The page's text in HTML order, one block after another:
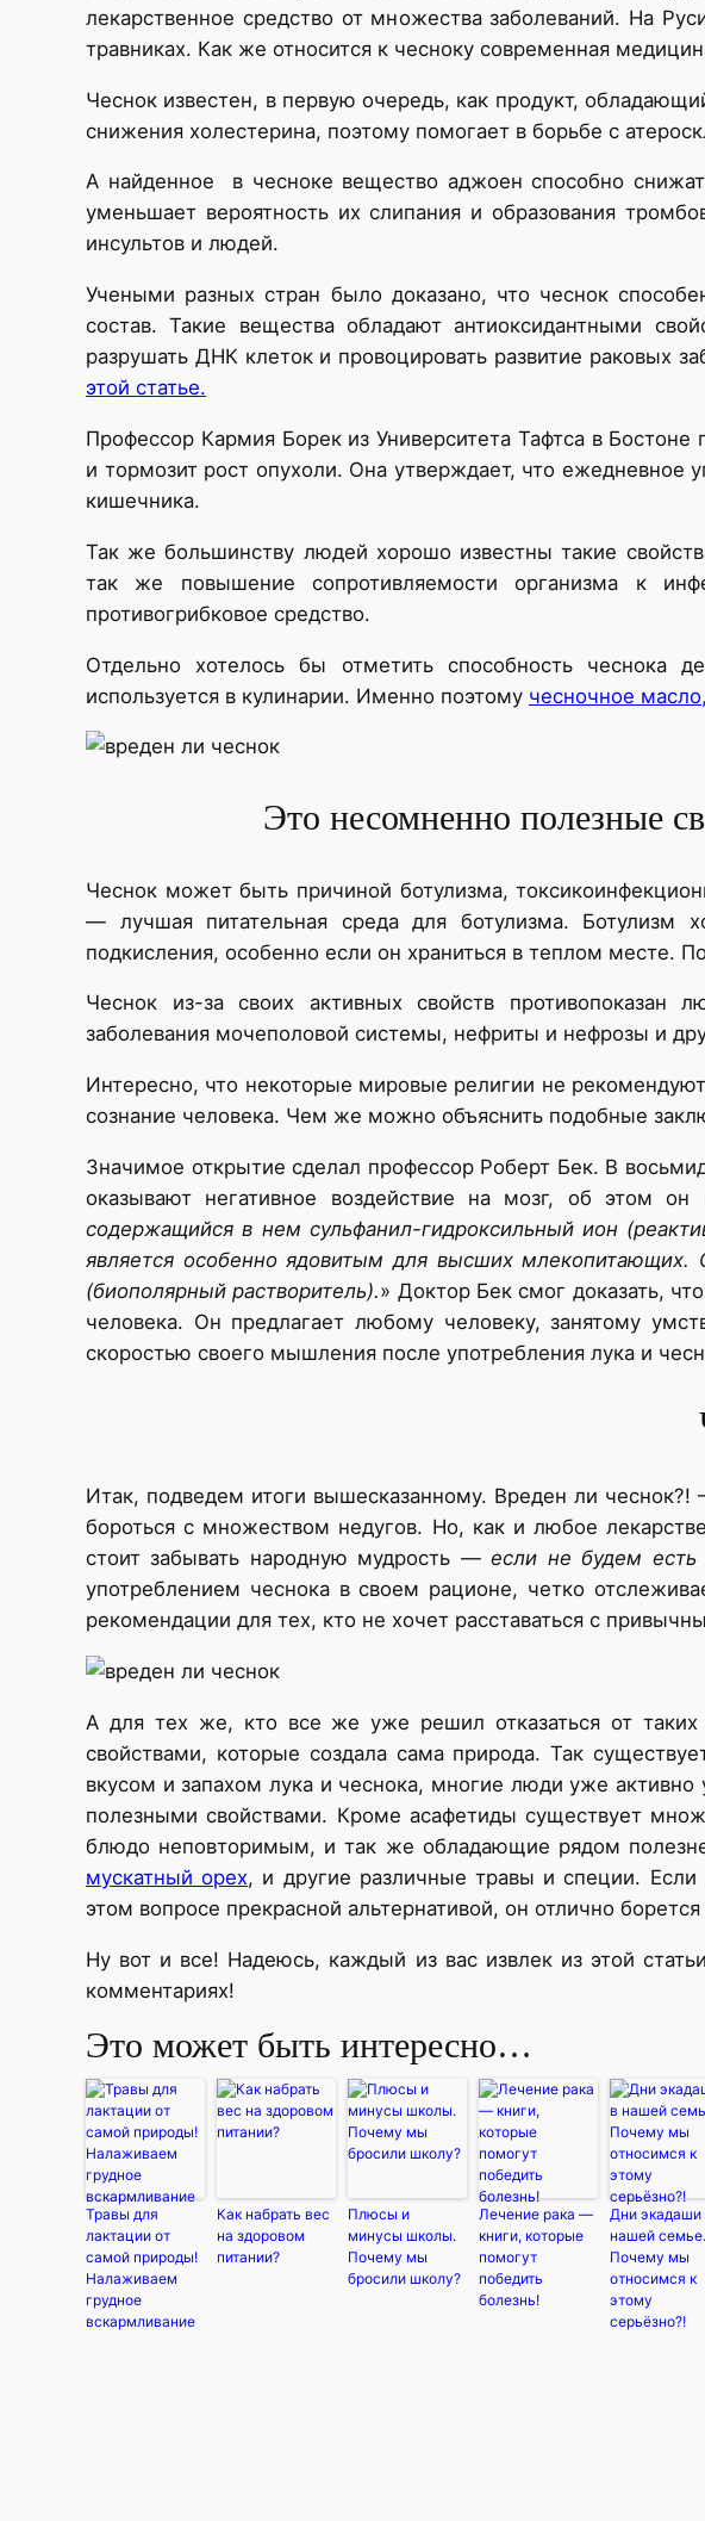
лекарственное средство от множества заболеваний. На
травниках. Как же относится к чесноку современная
Чеснок известен, в первую очередь, как продукт,
снижения холестерина, поэтому помогает в борьбе с
А найденное в чесноке вещество аджоен способно
уменьшает вероятность их слипания и образования
инсультов и людей.
Учеными разных стран было доказано, что чеснок
состав. Такие вещества обладают антиоксидантными
разрушать ДНК клеток и провоцировать развитие раковых
этой статье.
Профессор Кармия Борек из Университета Тафтса в
и тормозит рост опухоли. Она утверждает, что ежедневное
кишечника.
Так же большинству людей хорошо известны такие
так же повышение сопротивляемости организма к
противогрибковое средство.
Отдельно хотелось бы отметить способность чеснока
используется в кулинарии. Именно поэтому чесночное
Это несомненно полезные
Чеснок может быть причиной ботулизма,
— лучшая питательная среда для ботулизма. Ботулизм
подкисления, особенно если он храниться в теплом месте.
Чеснок из-за своих активных свойств
заболевания мочеполовой системы, нефриты и нефрозы и
Интересно, что некоторые мировые религии не
сознание человека. Чем же можно объяснить подобные
Значимое открытие сделал профессор Роберт Бек. В
оказывают негативное воздействие на мозг, об этом
содержащийся в нем сульфанил-гидроксильный ион
является особенно ядовитым для высших млекопитающих.
(биополярный растворитель).» Доктор Бек смог доказать,
человека. Он предлагает любому человеку, занятому
скоростью своего мышления после употребления лука и
Итак, подведем итоги вышесказанному. Вреден ли
бороться с множеством недугов. Но, как и любое
стоит забывать народную мудрость —если не будем есть
употреблением чеснока в своем рационе, четко
рекомендации для тех, кто не хочет расставаться с
А для тех же, кто все же уже решил отказаться от
свойствами, которые создала сама природа. Так
вкусом и запахом лука и чеснока, многие люди уже
полезными свойствами. Кроме асафетиды существует
блюдо неповторимым, и так же обладающие рядом
мускатный орех, и другие различные травы и специи.
этом вопросе прекрасной альтернативой, он отлично
Ну вот и все! Надеюсь, каждый из вас извлек из этой
комментариях!
Это может быть интересно…
Травы для
лактации от
самой природы!
Налаживаем
грудное
вскармливание
Как набрать вес
на здоровом
питании?
Плюсы и
минусы школы.
Почему мы
бросили школу?
Лечение рака —
книги, которые
помогут
победить
болезнь!
Дни экадаши
нашей семье.
Почему мы
относимся к
этому
серьёзно?!